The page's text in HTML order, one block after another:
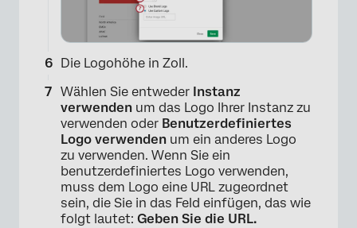
×
Die Logohöhe in Zoll.
Wählen Sie entweder Instanz
verwenden um das Logo Ihrer Instanz zu
verwenden oder Benutzerdefiniertes
Logo verwenden um ein anderes Logo
zu verwenden. Wenn Sie ein
benutzerdefiniertes Logo verwenden,
muss dem Logo eine URL zugeordnet
sein, die Sie in das Feld einfügen, das wie
folgt lautet: Geben Sie die URL.